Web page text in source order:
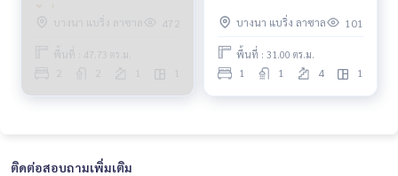
สัดส่วน
บางนา แบริ่ง ลาซาล
472
พื้นที่ : 47.73 ตร.ม.
บางนา แบริ่ง ลาซาล
101
พื้นที่ : 31.00 ตร.ม.
1 1 4 1
ติดต่อสอบถามเพิ่มเติม